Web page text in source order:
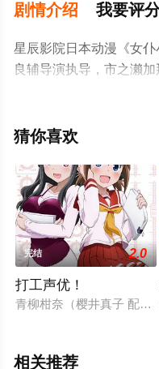
剧情介绍 我要评
星辰影院日本动漫《女
良辅导演执导，市之濑
茉希,石上静香,五十岚裕
辰电影网，更多相关信息
猜你喜欢
完结 2.0
打工声优！
青柳柑奈（樱井真子 配音
相关推荐